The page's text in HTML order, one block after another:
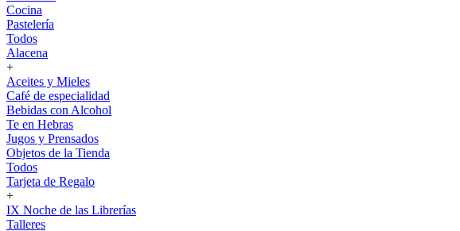
Cocina
Pastelería
Todos
Alacena
+
Aceites y Mieles
Café de especialidad
Bebidas con Alcohol
Te en Hebras
Jugos y Prensados
Objetos de la Tienda
Todos
Tarjeta de Regalo
+
IX Noche de las Librerías
Talleres